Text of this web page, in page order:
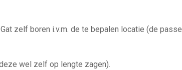
zelf boren i.v.m. de te bepalen locatie (de
wel zelf op lengte zagen).